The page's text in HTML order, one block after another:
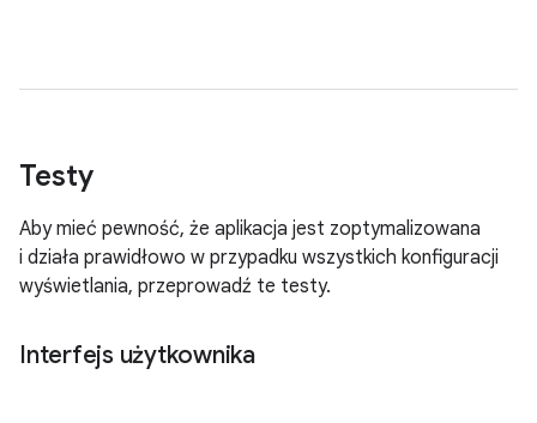
Testy
Aby mieć pewność, że aplikacja jest zoptymalizowana
i działa prawidłowo w przypadku wszystkich konfiguracji
wyświetlania, przeprowadź te testy.
Interfejs użytkownika